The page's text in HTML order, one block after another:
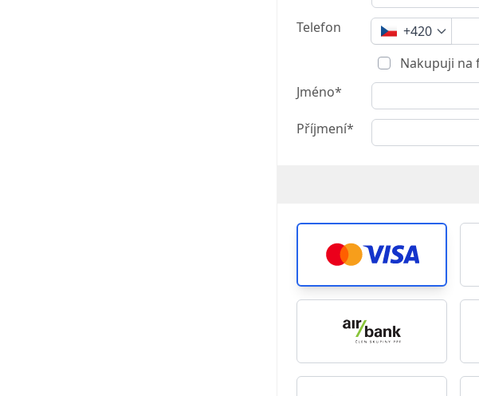
Telefon
+420
Nakupuji na
Jméno*
Příjmení*